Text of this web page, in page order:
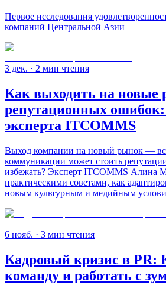
Первое исследования
компаний Центральной Азии
3 дек. · 2 мин чтения
Как выходить на новые
репутационных
эксперта ITCOMMS
Выход компании на новый рынок —
коммуникации может стоить
избежать? Эксперт ITCOMMS Алина
практическими советами, как
новым культурным и медийным
6 нояб. · 3 мин чтения
Кадровый кризис в PR:
команду и работать с